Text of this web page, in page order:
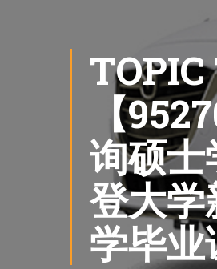
【
询硕
登大
学毕